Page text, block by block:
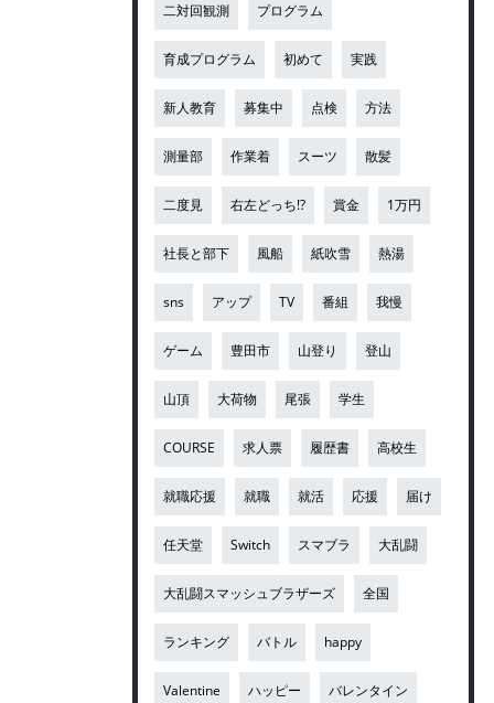
二対回観測 プログラム
育成プログラム 初めて 実践
新人教育 募集中 点検 方法
測量部 作業着 スーツ 散髪
二度見 右左どっち!? 賞金 1万円
社長と部下 風船 紙吹雪 熱湯
sns アップ TV 番組 我慢
ゲーム 豊田市 山登り 登山
山頂 大荷物 尾張 学生
COURSE 求人票 履歴書 高校生
就職応援 就職 就活 応援 届け
任天堂 Switch スマブラ 大乱闘
大乱闘スマッシュブラザーズ 全国
ランキング バトル happy
Valentine ハッピー バレンタイン